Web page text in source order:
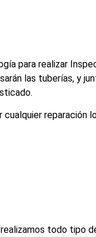
para realizar
las tuberías, y
reparación
todo tipo